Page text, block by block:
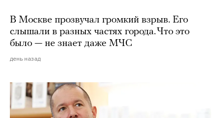
В Москве прозвучал громкий взрыв. Его
слышали в разных частях города. Что это
было — не знает даже МЧС
день назад